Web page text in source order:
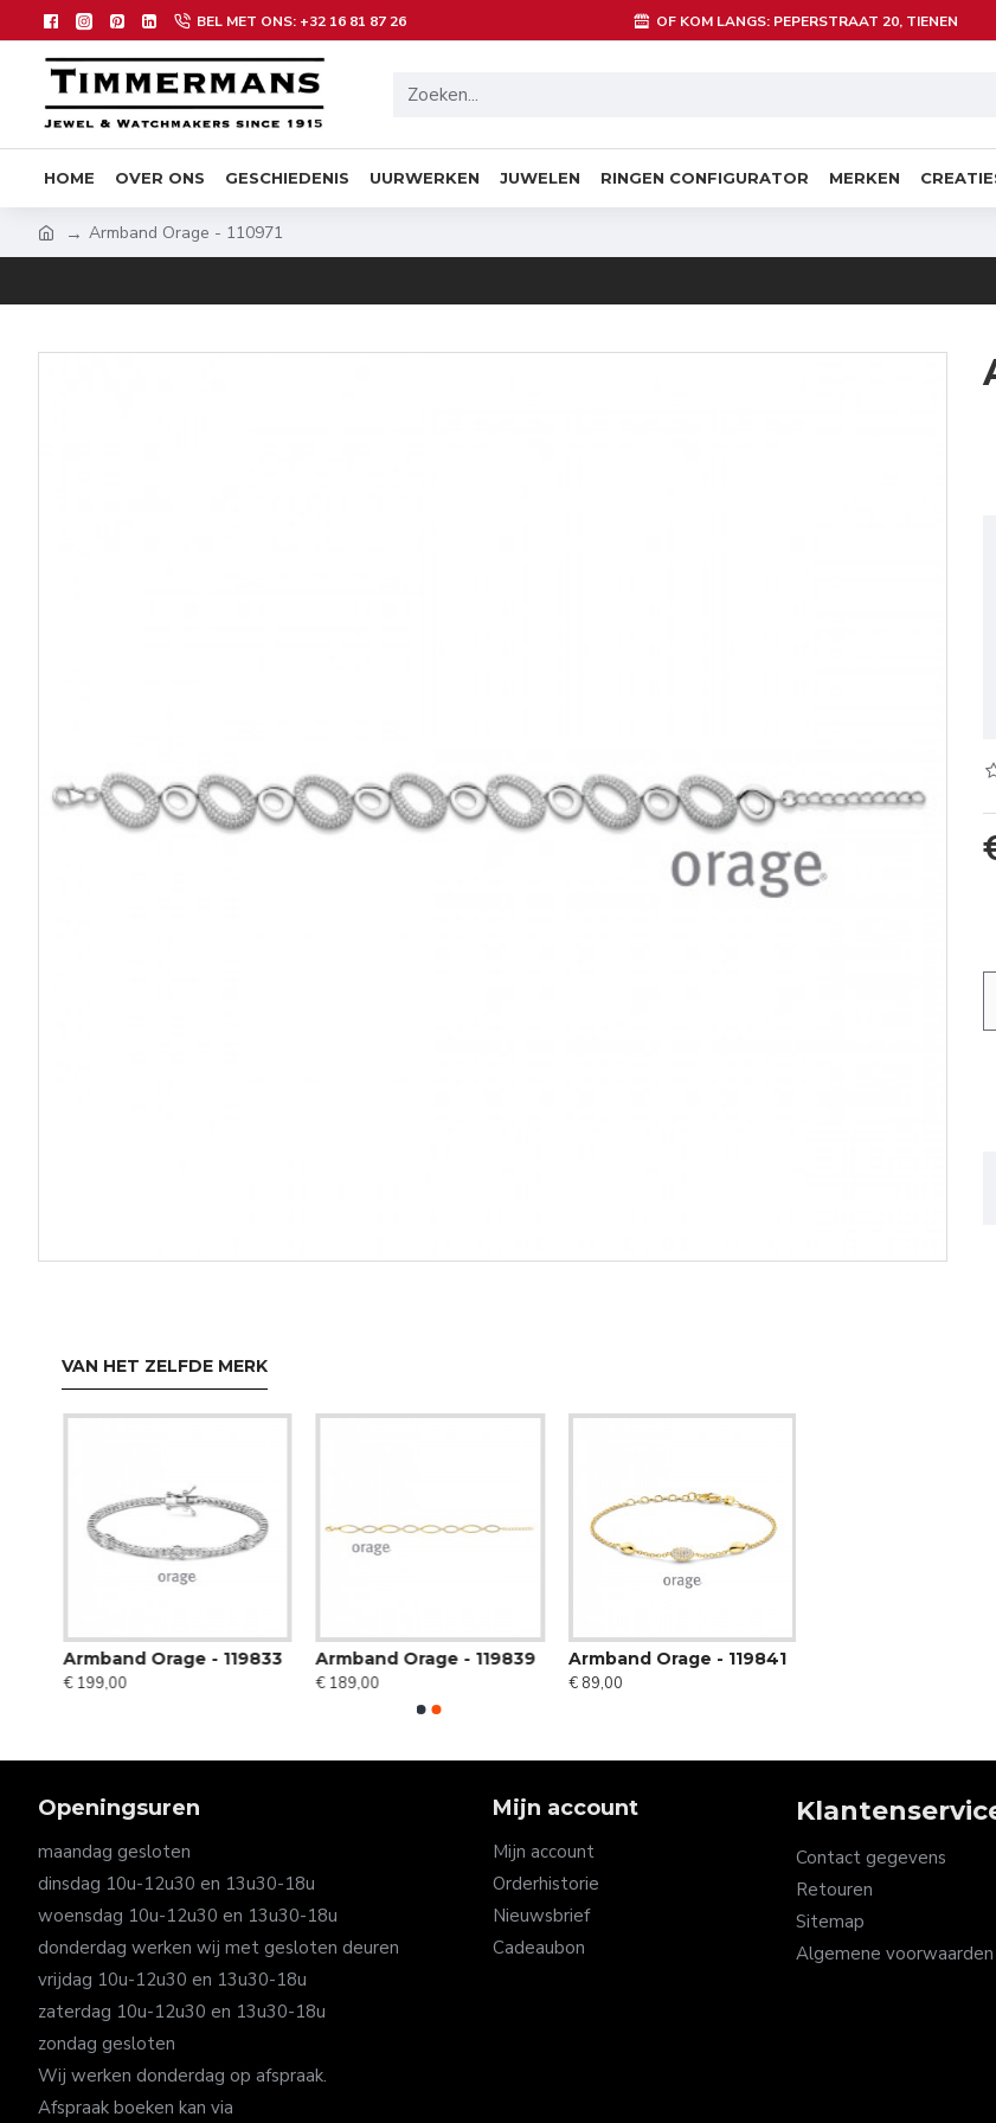
BEL MET ONS: +32 16 81 87 26 OF KOM LANGS: PEPERSTRAAT 20, TIENEN
HOME OVER ONS GESCHIEDENIS UURWERKEN JUWELEN RINGEN CONFIGURATOR MERKEN
Armband Orage - 110971
VAN HET ZELFDE MERK
Armband Orage - 119833
€ 199,00
Armband Orage - 119839
€ 189,00
Armband Orage - 119841
€ 89,00
Openingsuren
maandag gesloten
dinsdag 10u-12u30 en 13u30-18u
woensdag 10u-12u30 en 13u30-18u
donderdag werken wij met gesloten deuren
vrijdag 10u-12u30 en 13u30-18u
zaterdag 10u-12u30 en 13u30-18u
zondag gesloten
Wij werken donderdag op afspraak.
Afspraak boeken kan via
Mijn account
Mijn account
Orderhistorie
Nieuwsbrief
Cadeaubon
Contact gegevens
Retouren
Sitemap
Algemene voorwaarden